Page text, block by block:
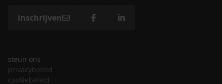
inschrijven
steun ons
privacybeleid
cookiebeleid